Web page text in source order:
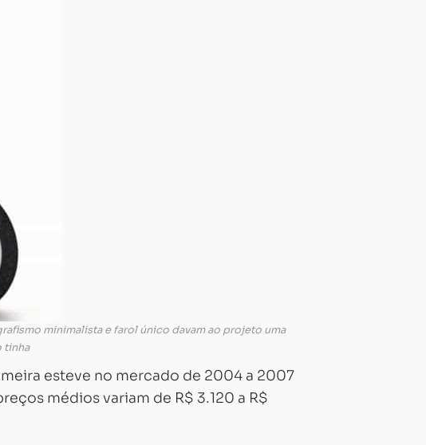
minimalista e farol único davam ao projeto uma
tinha
esteve no mercado de 2004 a 2007
médios variam de R$ 3.120 a R$